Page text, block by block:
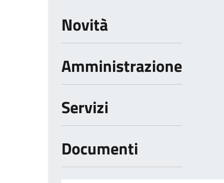
Novità
Amministrazione
Servizi
Documenti